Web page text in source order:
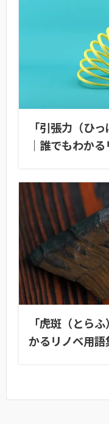
「引張力（ひ
｜誰でもわか
「虎斑（とら
かるリノベ用語